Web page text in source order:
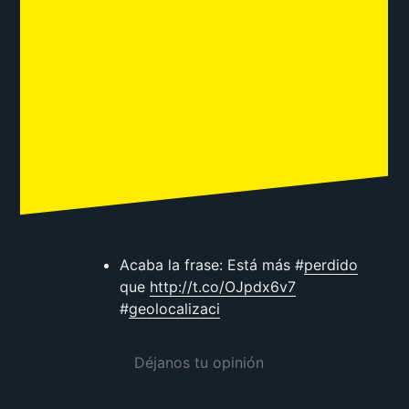
Acaba la frase: Está más #perdido
que http://t.co/OJpdx6v7
#geolocalizaci